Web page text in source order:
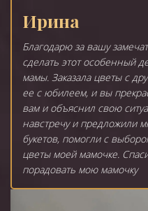
Ирина
Благодарю за вашу
сделать этот особенный
мамы. Заказала цветы с
ее с юбилеем, и вы
вам и объяснил свою
навстречу и предложили
букетов, помогли с
цветы моей мамочке.
порадовать мою мамочку